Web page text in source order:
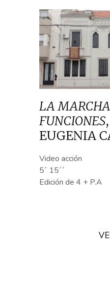
LA
FUNCIONES,
EUGENIA
Video acción
5´ 15´´
Edición de 4 + P.A